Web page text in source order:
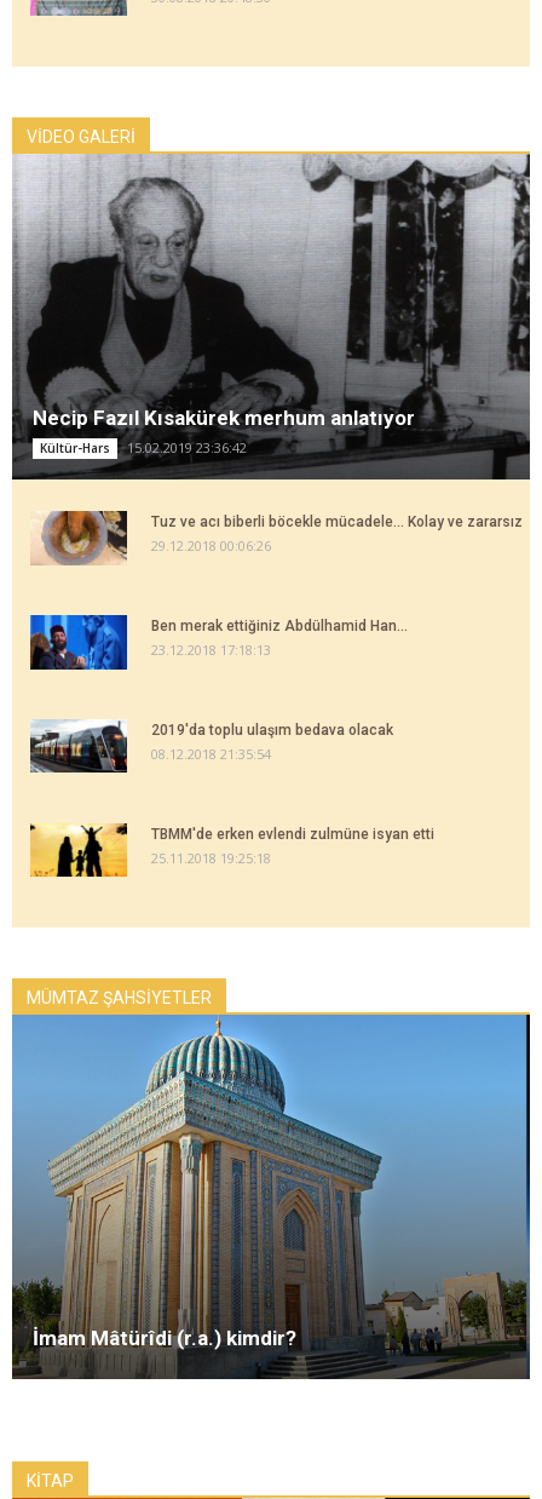
VİDEO GALERİ
Necip Fazıl Kısakürek merhum anlatıyor
Kültür-Hars 15.02.2019 23:36:42
Tuz ve acı biberli böcekle mücadele... Kolay ve zararsız
29.12.2018 00:06:26
Ben merak ettiğiniz Abdülhamid Han...
23.12.2018 17:18:13
2019'da toplu ulaşım bedava olacak
08.12.2018 21:35:54
TBMM'de erken evlendi zulmüne isyan etti
25.11.2018 19:25:18
MÜMTAZ ŞAHSİYETLER
İmam Mâtürîdi (r.a.) kimdir?
KİTAP